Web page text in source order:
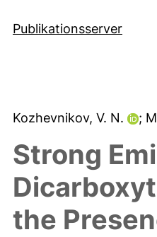
Publikationsserver
Kozhevnikov, V. N. ;
Strong
the